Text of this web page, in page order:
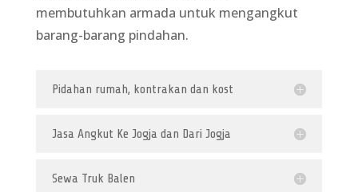
membutuhkan armada untuk mengangkut
barang-barang pindahan.
Pidahan rumah, kontrakan dan kost
Jasa Angkut Ke Jogja dan Dari Jogja
Sewa Truk Balen